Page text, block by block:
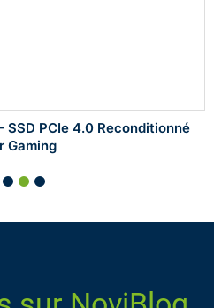
SSD PCIe 4.0 Reconditionné
Gaming